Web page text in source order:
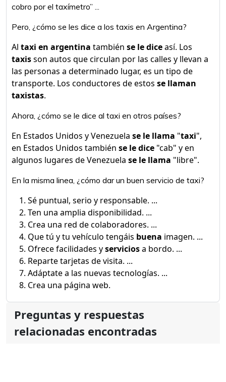
cobro por el taxímetro” ...
Pero, ¿cómo se les dice a los taxis en Argentina?
Al taxi en argentina también se le diceasí. Los
taxisson autos que circulan por las calles y llevan a
las personas a determinado lugar, es un tipo de
transporte. Los conductores de estos se llaman
taxistas.
Ahora, ¿cómo se le dice al taxi en otros países?
En Estados Unidos y Venezuela se le llama "taxi",
en Estados Unidos también se le dice "cab" y en
algunos lugares de Venezuela se le llama "libre".
En la misma linea, ¿cómo dar un buen servicio de taxi?
Sé puntual, serio y responsable. ...
Ten una amplia disponibilidad. ...
Crea una red de colaboradores. ...
Que tú y tu vehículo tengáis buena imagen. ...
Ofrece facilidades yserviciosa bordo. ...
Reparte tarjetas de visita. ...
Adáptate a las nuevas tecnologías. ...
Crea una página web.
Preguntas y respuestas
relacionadas encontradas